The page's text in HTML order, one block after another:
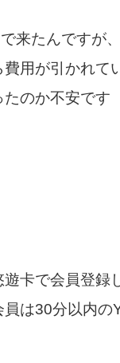
来たんですが
費用が引かれて
たのか不安です
遊卡で会員登録
員は30分以内の